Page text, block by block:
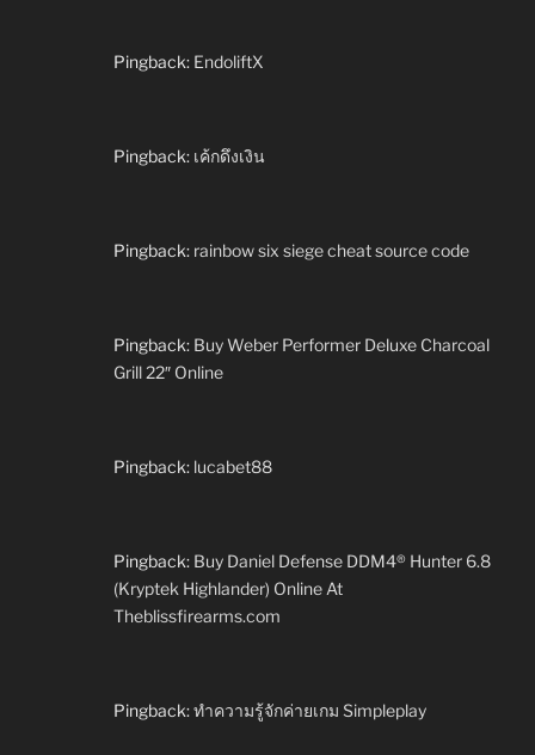
Pingback: EndoliftX
Pingback: เค้กดึงเงิน
Pingback: rainbow six siege cheat source code
Pingback: Buy Weber Performer Deluxe Charcoal
Grill 22″ Online
Pingback: lucabet88
Pingback: Buy Daniel Defense DDM4® Hunter 6.8
(Kryptek Highlander) Online At
Theblissfirearms.com
Pingback:ทำความรู้จักค่ายเกม Simpleplay